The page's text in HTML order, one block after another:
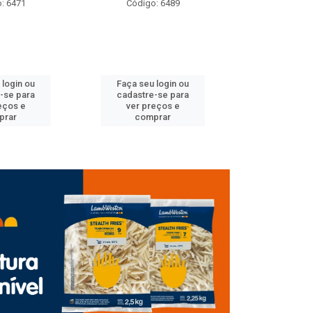
6489
login ou
se para
e
Código: 6614
Faça seu login ou
cadastre-se para
ver preços e
comprar